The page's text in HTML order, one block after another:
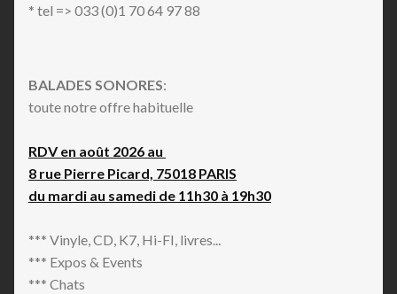
* tel => 033 (0)1 70 64 97 88
BALADES SONORES:
toute notre offre habituelle
RDV en août 2026 au
8 rue Pierre Picard, 75018 PARIS
du mardi au samedi de 11h30 à 19h30
*** Vinyle, CD, K7, Hi-FI, livres...
*** Expos & Events
*** Chats